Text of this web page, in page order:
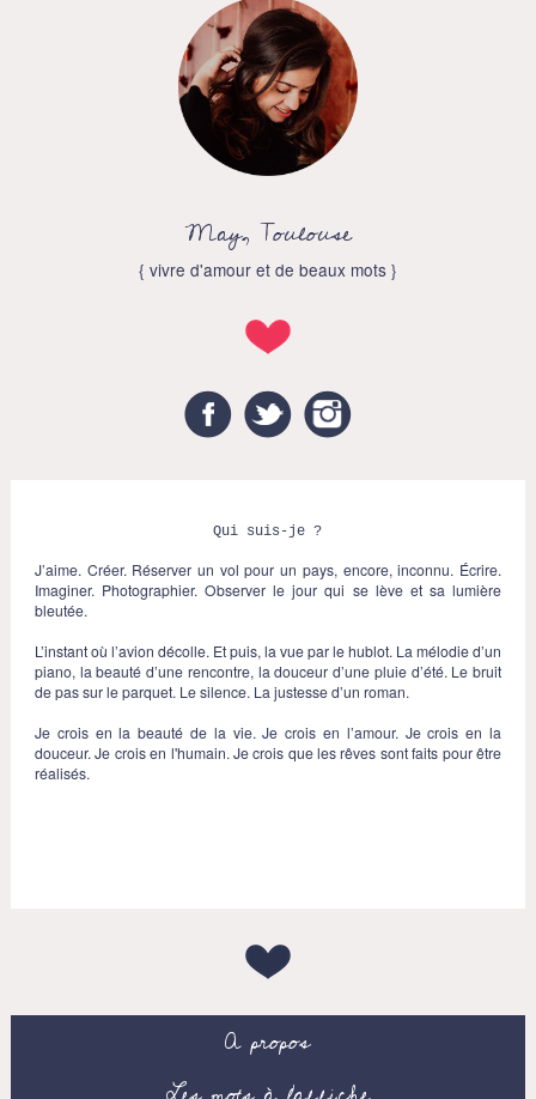
May, Toulouse
{ vivre d'amour et de beaux mots }
FacebookTwitter
Qui suis-je ?
J’aime. Créer. Réserver un vol pour un pays, encore, inconnu. Écrire.
Imaginer. Photographier. Observer le jour qui se lève et sa lumière
bleutée.
L’instant où l’avion décolle. Et puis, la vue par le hublot. La mélodie d’un
piano, la beauté d’une rencontre, la douceur d’une pluie d’été. Le bruit
de pas sur le parquet. Le silence. La justesse d’un roman.
Je crois en la beauté de la vie. Je crois en l’amour. Je crois en la
douceur. Je crois en l'humain. Je crois que les rêves sont faits pour être
réalisés.
A propos